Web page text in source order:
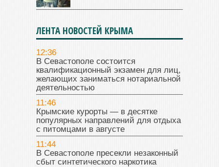
ЛЕНТА НОВОСТЕЙ КРЫМА
12:36
В Севастополе состоится
квалификационный экзамен для лиц,
желающих заниматься нотариальной
деятельностью
11:46
Крымские курорты — в десятке
популярных направлений для отдыха
с питомцами в августе
11:44
В Севастополе пресекли незаконный
сбыт синтетического наркотика